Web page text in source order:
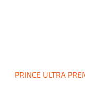
PRINCE ULTRA